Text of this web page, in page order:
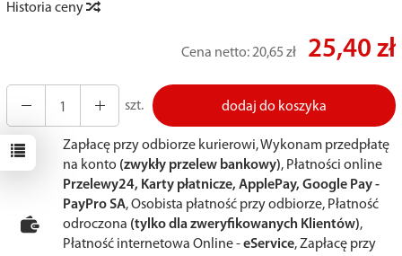
Historia ceny
Cena netto:20,65 zł 25,40 zł
szt. dodaj do koszyka
Zapłacę przy odbiorze kurierowi, Wykonam przedpłatę
na konto (zwykły przelew bankowy), Płatności online
Przelewy24, Karty płatnicze, ApplePay, Google Pay -
PayPro SA, Osobista płatność przy odbiorze, Płatność
odroczona (tylko dla zweryfikowanych Klientów),
Płatność internetowa Online -eService, Zapłacę przy